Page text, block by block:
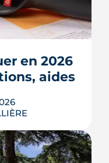
m2 : le guide
en 2026
aides